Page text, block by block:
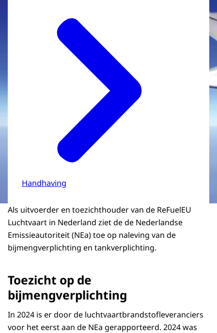
Handhaving
Als uitvoerder en toezichthouder van de ReFuelEU
Luchtvaart in Nederland ziet de de Nederlandse
Emissieautoriteit (NEa) toe op naleving van de
bijmengverplichting en tankverplichting.
Toezicht op de
bijmengverplichting
In 2024 is er door de luchtvaartbrandstofleveranciers
voor het eerst aan de NEa gerapporteerd. 2024 was